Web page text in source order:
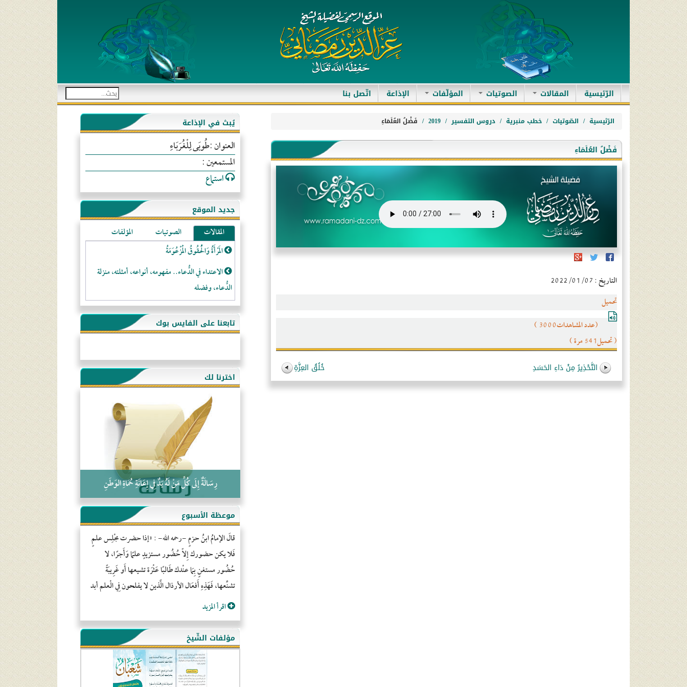
الرّئيسية(current) المقالات الصوتيات المؤلّفات الإذاعة اتّصل بنا
الرّئيسية الصّوتيات خطب منبرية دروس التفسير 2019 فَضْلُ العُلَمَاءِ
فَضْلُ العُلَمَاءِ
التاريخ : 2022/01/07
تحميل
(عدد المشاهدات3000 )
( تحميل541 مرة )
التَّحْذِيرُ مِنْ دَاءِ الحَسَدِ خُلُقُ العِزَّةِ
يُبث في الإذاعة
العنوان :طُوبَى لِلْغُرَبَاءِ
المستمعين :
استماع
جديد الموقع
المقالات الصوتيات
المؤلفات
المَرْأَةُ وَالْحُقُوقُ الْمَزْعُوَمَةُ
الاعتداء في الدُّعاء.. مفهومه، أنواعه، أمثلته، منزلة
الدُّعاء، وفضله
لا تتَّبعوا عورات الـمسلمين
فقه النَّصيحة عند الصَّحابة الكرام رضي الله عنهم
هذه سبيلنا فماذا تنقمون؟!
أُسُـسُ بَـيْـتِ الـمُسْـلِمِ
التَّعْلِيمُ القُرْآنِي
كلمة إلى إخواني السلفيين في الجزائر
تابعنا على الفايس بوك
اخترنا لك
رِسَالَةٌ إِلَى كُلِّ مَنْ لَهُ يَدٌ فِي إِعَانَةِ حُمَاةِ الوَطَنِ
موعظة الأسبوع
قالَ الإمامُ ابنُ حزمٍ -رحمه الله- : «إذا حضرت مجْلِس علمٍ
فَلا يكن حضورك إِلاّ حُضُور مستزيدٍ علمًا وَأَجرًا، لا
حُضُور مستغنٍ بِمَا عنْدك طَالبًا عَثْرَة تشيعها أَو غَرِيبَةً
تشنِّعها، فَهَذِهِ أَفعَال الأرذال الَّذين لا يفلحون فِي الْعلم أبد
اقرأ المزيد
مؤلفات الشّيخ